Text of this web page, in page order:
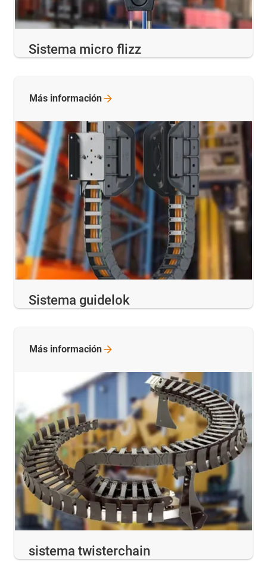
Sistema micro flizz
Sistema guidelok
Más información
sistema twisterchain
Más información